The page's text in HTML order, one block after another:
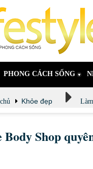
PHONG CÁCH SỐNG
Khỏe đẹp
Body Shop